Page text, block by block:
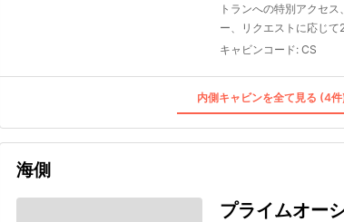
トランへの特別アクセ
ー、リクエストに応じ
キャビンコード: CS
内側キャビンを全て見る (4
海側
プライムオー